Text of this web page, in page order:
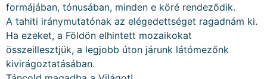
formájában, tónusában, minden e köré rendeződik.
A tahiti iránymutatónak az elégedettséget ragadnám ki.
Ha ezeket, a Földön elhintett mozaikokat
összeillesztjük, a legjobb úton járunk látómezőnk
kivirágoztatásában.